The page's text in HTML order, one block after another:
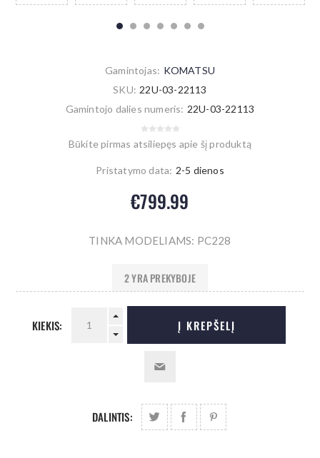
Gamintojas: KOMATSU
SKU: 22U-03-22113
Gamintojo dalies numeris: 22U-03-22113
Būkite pirmas atsiliepęs apie šį produktą
Pristatymo data: 2-5 dienos
€799.99
TINKA MODELIAMS: PC228
2 YRA PREKYBOJE
KIEKIS: Į KREPŠELĮ
DALINTIS: